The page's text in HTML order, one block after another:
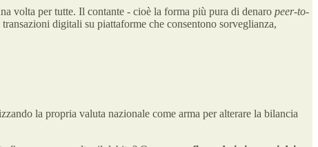
volta per tutte. Il contante - cioè la forma più pura di denaro peer-to-
digitali su piattaforme che consentono sorveglianza,
la propria valuta nazionale come arma per alterare la bilancia